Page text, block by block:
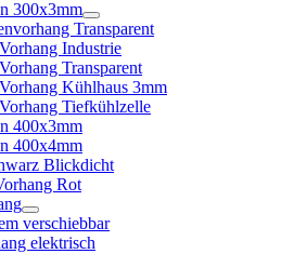
300x3mm
Transparent
Industrie
Transparent
Kühlhaus 3mm
Tiefkühlzelle
400x3mm
400x4mm
Blickdicht
Rot
verschiebbar
elektrisch